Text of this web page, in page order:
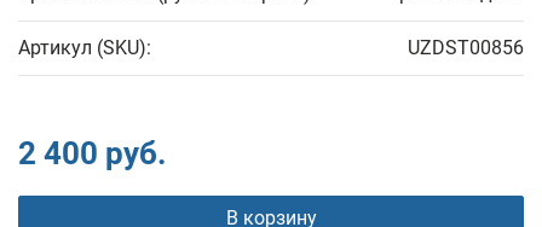
Артикул (SKU): UZDST00856
2 400 руб.
В корзину